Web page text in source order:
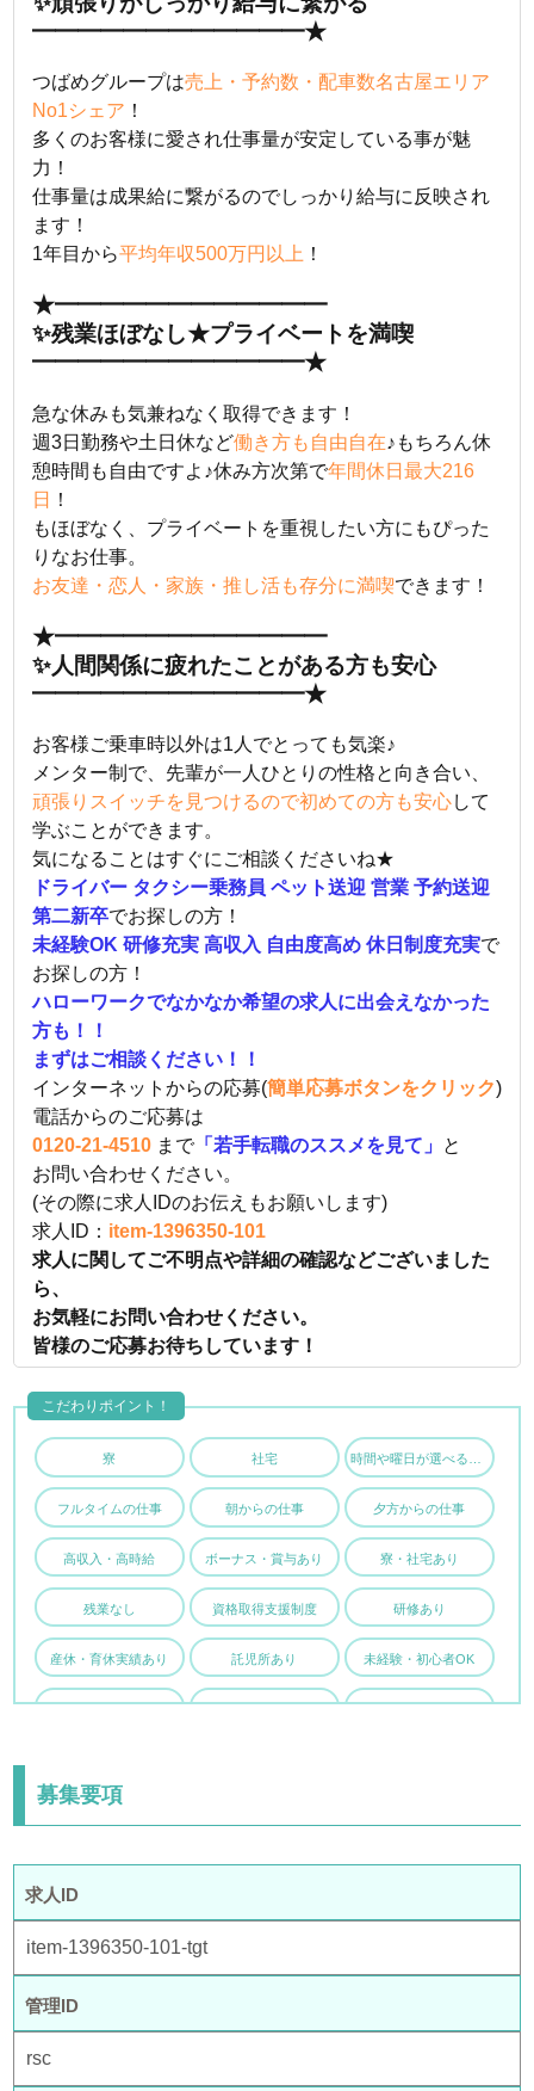
━━━━━━━━━━━━★
つばめグループは売上・予約数・配車数名古屋エリア
No1シェア ！
多くのお客様に愛され仕事量が安定している事が魅
力！
仕事量は成果給に繋がるのでしっかり給与に反映され
ます！
1年目から平均年収500万円以上 ！
★━━━━━━━━━━━━
✨残業ほぼなし★プライベートを満喫
━━━━━━━━━━━━★
急な休みも気兼ねなく取得できます！
週3日勤務や土日休など働き方も自由自在♪もちろん休
憩時間も自由ですよ♪休み方次第で年間休日最大216
日
！
もほぼなく、プライベートを重視したい方にもぴった
りなお仕事。
お友達・恋人・家族・推し活も存分に満喫できます！
★━━━━━━━━━━━━
✨人間関係に疲れたことがある方も安心
━━━━━━━━━━━━★
お客様ご乗車時以外は1人でとっても気楽♪
メンター制で、先輩が一人ひとりの性格と向き合い、
頑張りスイッチを見つけるので初めての方も安心して
学ぶことができます。
気になることはすぐにご相談くださいね★
ドライバー タクシー乗務員 ペット送迎 営業 予約送迎
第二新卒でお探しの方！
未経験OK 研修充実 高収入 自由度高め 休日制度充実で
お探しの方！
ハローワークでなかなか希望の求人に出会えなかった
方も！！
まずはご相談ください！！
インターネットからの応募(簡単応募ボタンをクリック)
電話からのご応募は
0120-21-4510 まで「若手転職のススメを見て」
と
お問い合わせください。
(その際に求人IDのお伝えもお願いします)
求人ID： item-1396350-101
求人に関してご不明点や詳細の確認などございました
ら、
お気軽にお問い合わせください。
皆様のご応募お待ちしています！
寮 社宅
フルタイムの仕事 朝からの仕事 夕方からの仕事
高収入・高時給 ボーナス・賞与あり 寮・社宅あり
残業なし 資格取得支援制度 研修あり
産休・育休実績あり 託児所あり 未経験・初心者OK
主婦・主夫歓迎 子育て両立応援 駅チカ・駅ナカ
こだわりポイント！
募集要項
求人ID
item-1396350-101-tgt
管理ID
rsc